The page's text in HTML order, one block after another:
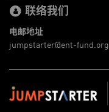
联络我们
电邮地址
jumpstarter@ent-fund.org